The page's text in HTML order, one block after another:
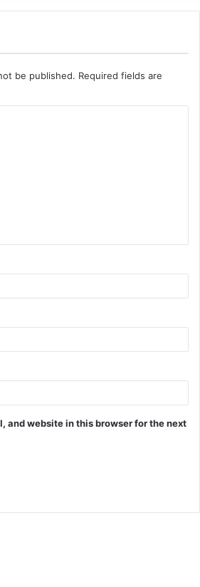
be published. Required fields are
and website in this browser for the next